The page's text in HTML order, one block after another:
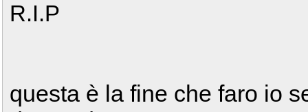
R.I.P
questa è la fine che faro io